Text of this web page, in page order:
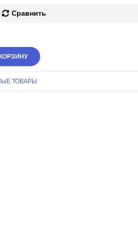
Сравнить
ТОВАРЫ